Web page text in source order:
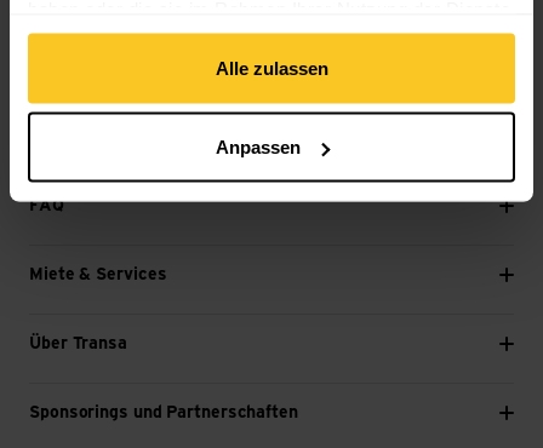
gesammelt haben.
Alle zulassen
Anpassen
Weiter
FAQ
Miete & Services
Über Transa
Sponsorings und Partnerschaften